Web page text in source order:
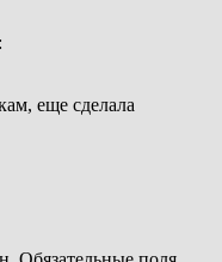
:
еще сделала